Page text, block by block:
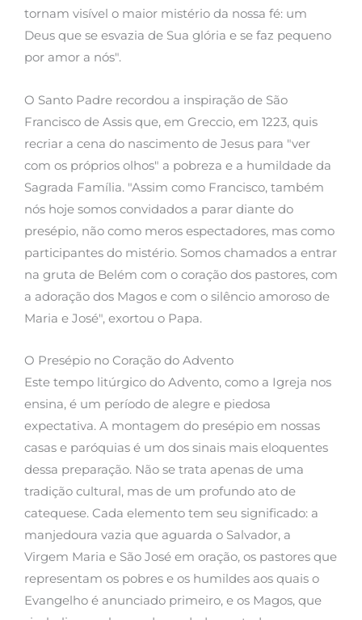
tornam visível o maior mistério da nossa fé: um
Deus que se esvazia de Sua glória e se faz pequeno
por amor a nós".
O Santo Padre recordou a inspiração de São
Francisco de Assis que, em Greccio, em 1223, quis
recriar a cena do nascimento de Jesus para "ver
com os próprios olhos" a pobreza e a humildade da
Sagrada Família. "Assim como Francisco, também
nós hoje somos convidados a parar diante do
presépio, não como meros espectadores, mas como
participantes do mistério. Somos chamados a entrar
na gruta de Belém com o coração dos pastores, com
a adoração dos Magos e com o silêncio amoroso de
Maria e José", exortou o Papa.
O Presépio no Coração do Advento
Este tempo litúrgico do Advento, como a Igreja nos
ensina, é um período de alegre e piedosa
expectativa. A montagem do presépio em nossas
casas e paróquias é um dos sinais mais eloquentes
dessa preparação. Não se trata apenas de uma
tradição cultural, mas de um profundo ato de
catequese. Cada elemento tem seu significado: a
manjedoura vazia que aguarda o Salvador, a
Virgem Maria e São José em oração, os pastores que
representam os pobres e os humildes aos quais o
Evangelho é anunciado primeiro, e os Magos, que